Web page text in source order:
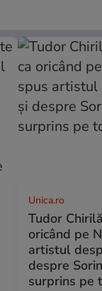
Unica.ro
Tudor
oricând pe
artistul
despre
surprins pe